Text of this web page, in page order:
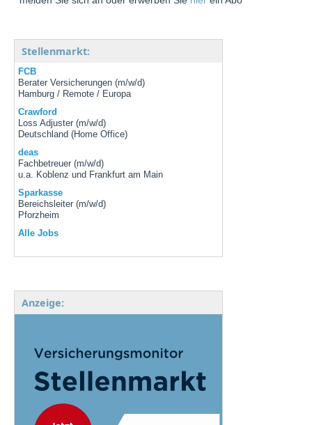
Stellenmarkt:
FCB
Berater Versicherungen (m/w/d)
Hamburg / Remote / Europa
Crawford
Loss Adjuster (m/w/d)
Deutschland (Home Office)
deas
Fachbetreuer (m/w/d)
u.a. Koblenz und Frankfurt am Main
Sparkasse
Bereichsleiter (m/w/d)
Pforzheim
Alle Jobs
Anzeige: